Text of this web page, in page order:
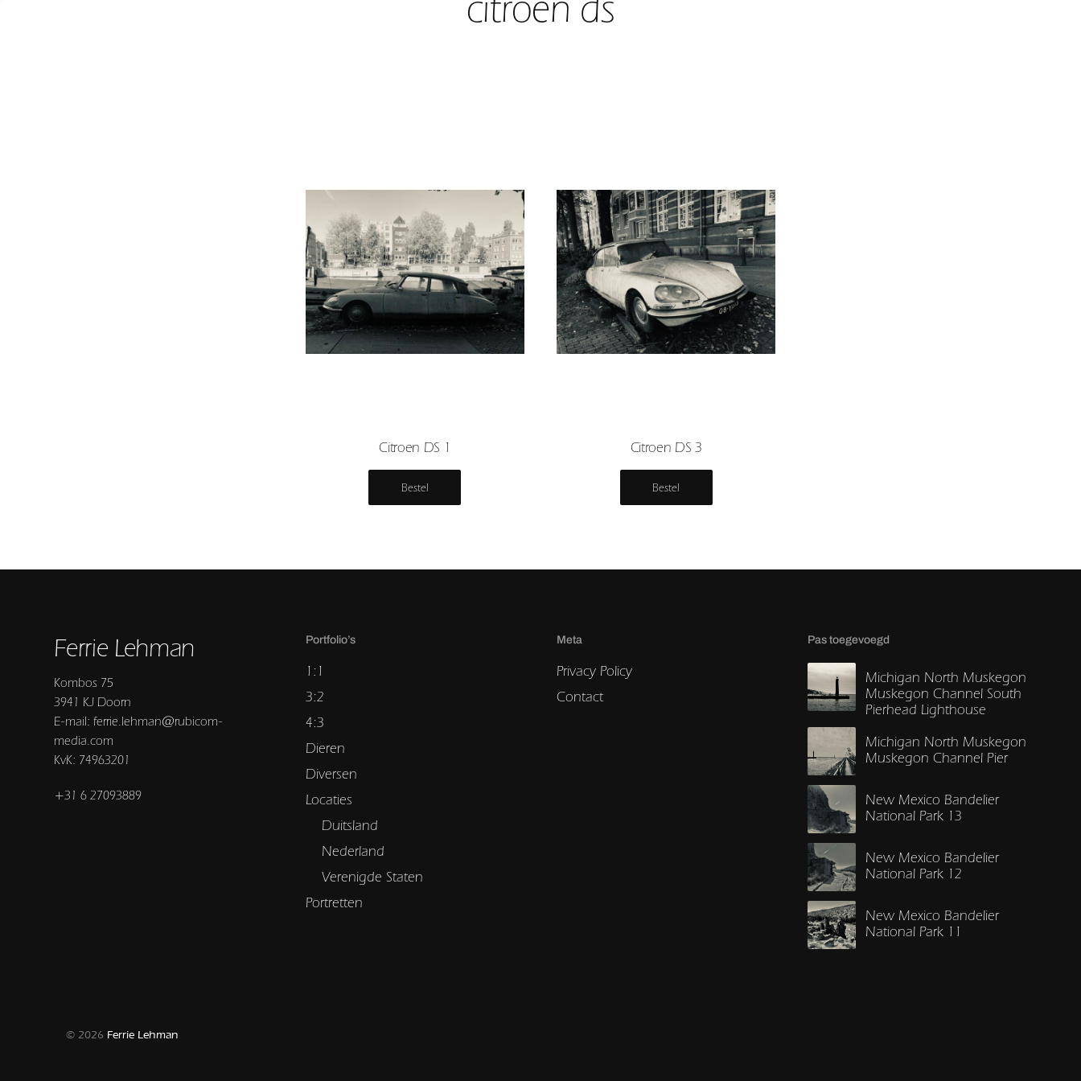
Citroen DS 1
Bestel
Citroen DS 3
Bestel
Ferrie Lehman
Kombos 75
3941 KJ Doorn
E-mail: ferrie.lehman@rubicom-
media.com
KvK: 74963201
+31 6 27093889
Portfolio’s
1:1
3:2
4:3
Dieren
Diversen
Locaties
Duitsland
Nederland
Verenigde Staten
Portretten
Meta
Privacy Policy
Contact
Pas toegevoegd
Michigan North Muskegon
Muskegon Channel South
Pierhead Lighthouse
Michigan North Muskegon
Muskegon Channel Pier
New Mexico Bandelier
National Park 13
New Mexico Bandelier
National Park 12
New Mexico Bandelier
National Park 11
© 2026 Ferrie Lehman